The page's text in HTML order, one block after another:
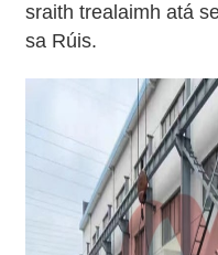
sraith trealaimh atá
sa Rúis.